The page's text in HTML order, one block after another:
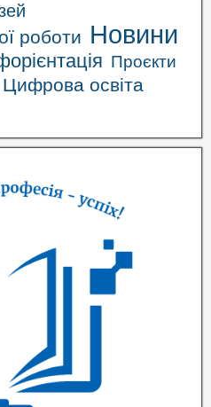
роботи Новини
Проєкти
Цифрова освіта